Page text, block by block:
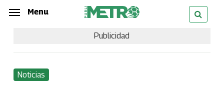
Skip
content
Menu
Publicidad
Noticias
Menu